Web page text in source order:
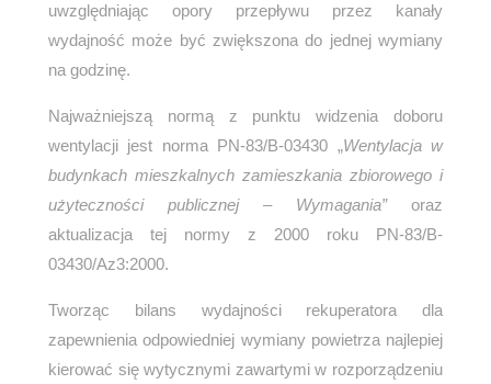
uwzględniając opory przepływu przez kanały
wydajność może być zwiększona do jednej wymiany
na godzinę.
Najważniejszą normą z punktu widzenia doboru
wentylacji jest norma PN-83/B-03430 „Wentylacja w
budynkach mieszkalnych zamieszkania zbiorowego i
użyteczności publicznej – Wymagania”oraz
aktualizacja tej normy z 2000 roku PN-83/B-
03430/Az3:2000.
Tworząc bilans wydajności rekuperatora dla
zapewnienia odpowiedniej wymiany powietrza najlepiej
kierować się wytycznymi zawartymi w rozporządzeniu